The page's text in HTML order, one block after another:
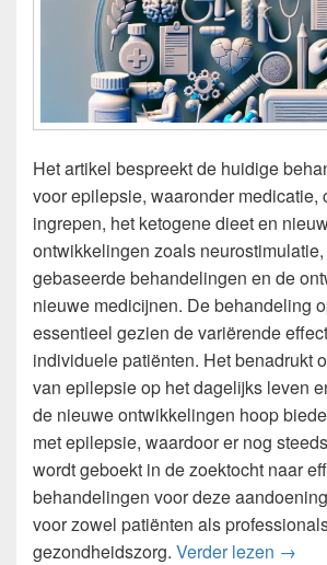
Het artikel bespreekt de huidige
voor epilepsie, waaronder medicatie,
ingrepen, het ketogene dieet en
ontwikkelingen zoals
gebaseerde behandelingen en de
nieuwe medicijnen. De behandeling
essentieel gezien de variërende
individuele patiënten. Het benadrukt
van epilepsie op het dagelijks leven
de nieuwe ontwikkelingen hoop
met epilepsie, waardoor er nog
wordt geboekt in de zoektocht naar
behandelingen voor deze
voor zowel patiënten als
gezondheidszorg. Verder lezen →